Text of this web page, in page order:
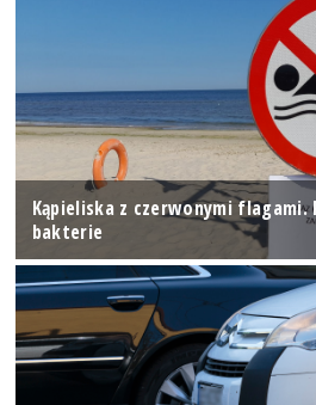
Kąpieliska z czerwonymi flagami.
bakterie